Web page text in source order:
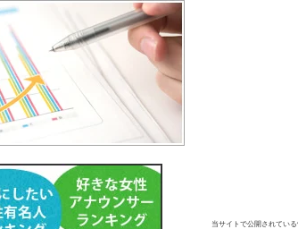
当サイトで公開されてい